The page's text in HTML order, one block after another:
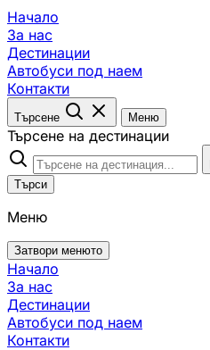
Начало
За нас
Дестинации
Автобуси под наем
Контакти
Търсене Меню
Търсене на дестинации
Търси
Меню
Затвори менюто
Начало
За нас
Дестинации
Автобуси под наем
Контакти